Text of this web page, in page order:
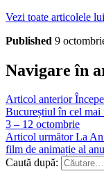
Vezi toate articolele
Published 9
Navigare în
Articol anterior
Bucureștiul în cel mai
3 – 12 octombrie
Articol următorLa
film de animație al
Caută după: